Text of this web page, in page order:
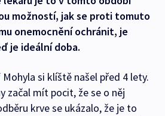
možností, jak se proti tomuto
onemocnění ochránit, je
je ideální doba.
si klíště našel před 4 lety.
začal mít pocit, že se o něj
krve se ukázalo, že je to